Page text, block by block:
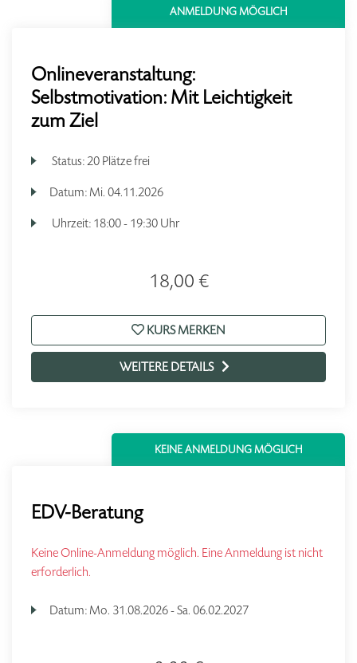
ANMELDUNG MÖGLICH
Onlineveranstaltung:
Selbstmotivation: Mit Leichtigkeit
zum Ziel
Status:20 Plätze frei
Datum: Mi. 04.11.2026
Uhrzeit: 18:00 - 19:30 Uhr
18,00 €
KURS MERKEN
WEITERE DETAILS
KEINE ANMELDUNG MÖGLICH
EDV-Beratung
Keine Online-Anmeldung möglich. Eine Anmeldung ist nicht
erforderlich.
Datum: Mo. 31.08.2026 -Sa. 06.02.2027